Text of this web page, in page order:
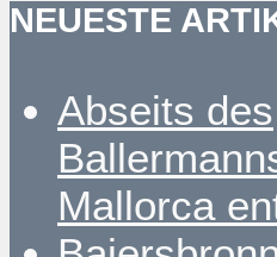
NEUESTE
Abseits des
Mallorca